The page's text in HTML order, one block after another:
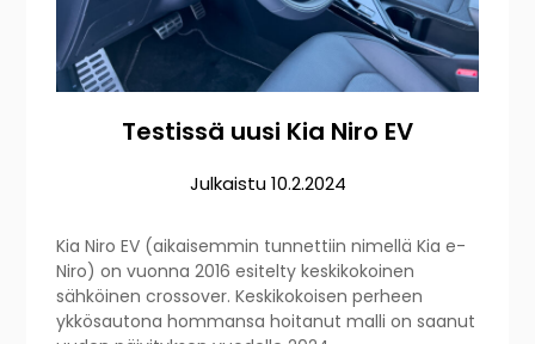
Testissä uusi Kia Niro EV
Julkaistu10.2.2024
Kia Niro EV (aikaisemmin tunnettiin nimellä Kia e-
Niro) on vuonna 2016 esitelty keskikokoinen
sähköinen crossover. Keskikokoisen perheen
ykkösautona hommansa hoitanut malli on saanut